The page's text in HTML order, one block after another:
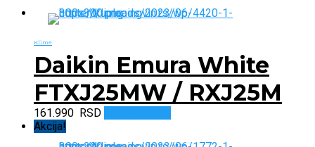
Klime
Daikin Emura White
FTXJ25MW / RXJ25M
161.990 RSD
Akcija!